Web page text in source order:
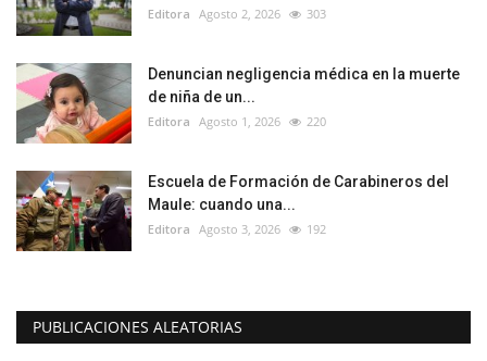
Editora Agosto 2, 2026 303
Denuncian negligencia médica en la muerte
de niña de un...
Editora Agosto 1, 2026 220
Escuela de Formación de Carabineros del
Maule: cuando una...
Editora Agosto 3, 2026 192
PUBLICACIONES ALEATORIAS